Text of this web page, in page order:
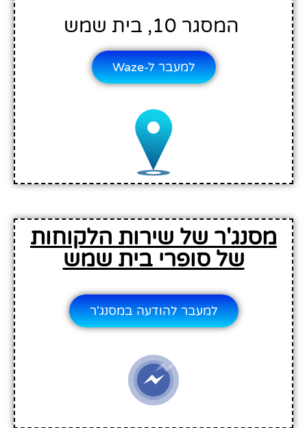
המסגר 10, בית שמש
למעבר ל-Waze
מסנג'ר של שירות הלקוחות
של סופרי בית שמש
למעבר להודעה במסנג'ר